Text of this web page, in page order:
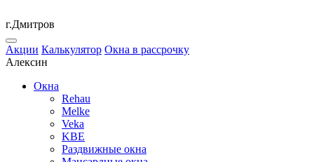
г.Дмитров
Акции Калькулятор Окна в рассрочку
Алексин
Окна
Rehau
Melke
Veka
KBE
Раздвижные окна